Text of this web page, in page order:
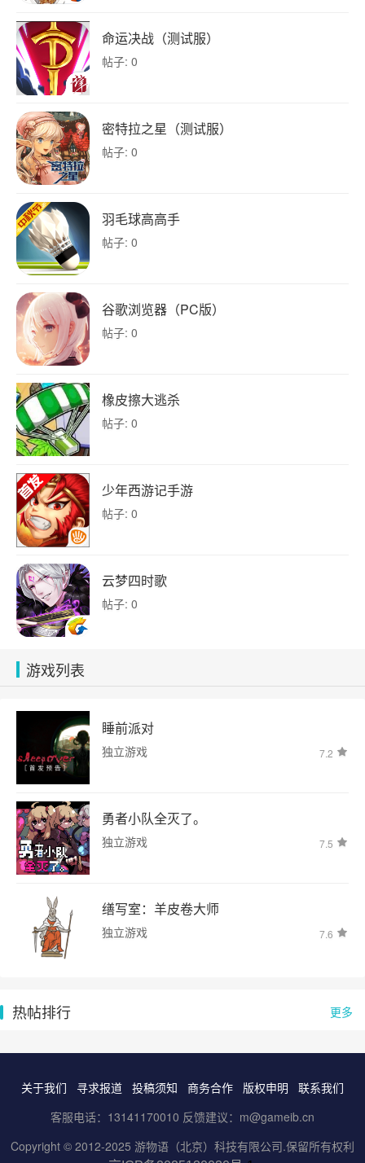
命运决战（测试服）
帖子: 0
密特拉之星（测试服）
帖子: 0
羽毛球高高手
帖子: 0
谷歌浏览器（PC版）
帖子: 0
橡皮擦大逃杀
帖子: 0
少年西游记手游
帖子: 0
云梦四时歌
帖子: 0
游戏列表
睡前派对
独立游戏 7.2
勇者小队全灭了。
独立游戏 7.5
缮写室：羊皮卷大师
独立游戏 7.6
更多
热帖排行
关于我们 寻求报道 投稿须知 商务合作 版权申明
联系我们
客服电话：13141170010 反馈建议：m@gameib.cn
Copyright © 2012-2025 游物语（北京）科技有限公司.保留所有权利